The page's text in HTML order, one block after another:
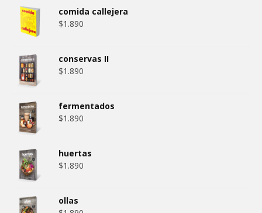
comida callejera
$1.890
conservas II
$1.890
fermentados
$1.890
huertas
$1.890
ollas